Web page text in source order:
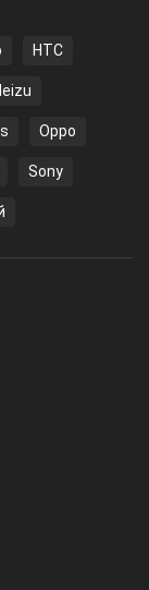
HTC
Oppo
Sony